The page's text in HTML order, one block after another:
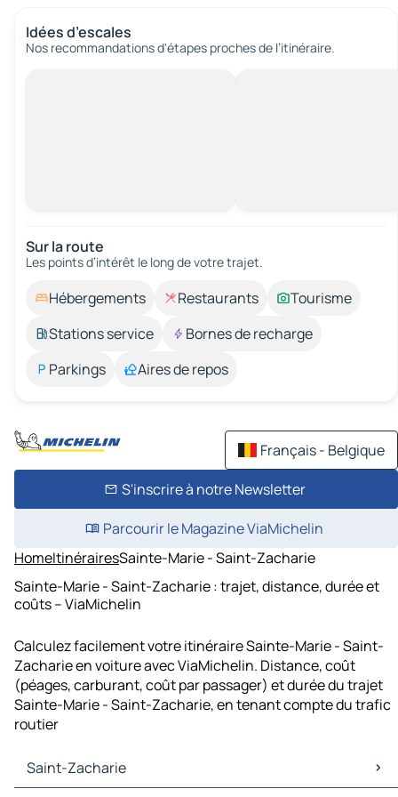
Idées d’escales
Nos recommandations d'étapes proches de l’itinéraire.
Sur la route
Les points d’intérêt le long de votre trajet.
Hébergements Restaurants
Tourisme
Stations service
Bornes de recharge
Parkings
Aires de repos
Français - Belgique
S'inscrire à notre Newsletter
Parcourir le Magazine ViaMichelin
HomeItinérairesSainte-Marie - Saint-Zacharie
Sainte-Marie - Saint-Zacharie : trajet, distance, durée et
coûts – ViaMichelin
Calculez facilement votre itinéraire Sainte-Marie - Saint-
Zacharie en voiture avec ViaMichelin. Distance, coût
(péages, carburant, coût par passager) et durée du trajet
Sainte-Marie - Saint-Zacharie, en tenant compte du trafic
routier
Saint-Zacharie